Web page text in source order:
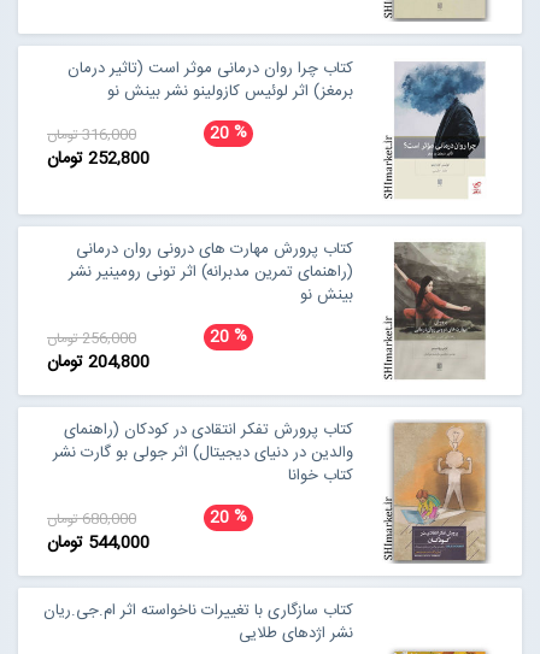
کتاب چرا روان درمانی موثر است (تاثیر درمان
برمغز) اثر لوئیس کازولینو نشر بینش نو
20% 316,000 تومان
252,800 تومان
کتاب پرورش مهارت های درونی روان درمانی
(راهنمای تمرین مدبرانه) اثر تونی رومینیر نشر
بینش نو
20% 256,000 تومان
204,800 تومان
کتاب پرورش تفکر انتقادی در کودکان (راهنمای
والدین در دنیای دیجیتال) اثر جولی بو گارت نشر
کتاب خوانا
20% 680,000 تومان
544,000 تومان
کتاب سازگاری با تغییرات ناخواسته اثر ام.جی.ریان
نشر اژدهای طلایی